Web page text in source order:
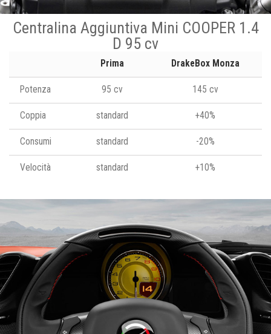
Centralina Aggiuntiva Mini COOPER 1.4
D 95 cv
Prima DrakeBox Monza
Potenza 95 cv 145 cv
Coppia standard +40%
Consumi standard -20%
Velocità standard +10%